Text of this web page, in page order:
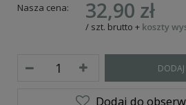
Nasza cena: 32,90 zł
/ szt. brutto + koszty
Dodaj do